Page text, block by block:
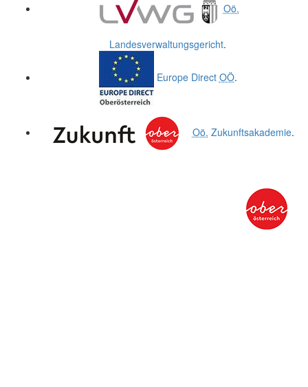
Oö.
Landesverwaltungsgericht.
Europe Direct OÖ.
Oö. Zukunftsakademie.